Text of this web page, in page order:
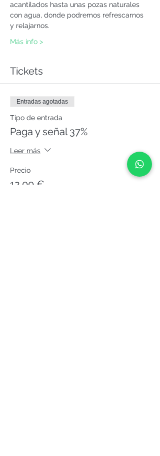
acantilados hasta unas pozas naturales
con agua, donde podremos refrescarnos
y relajarnos.
Más info >
Tickets
Entradas agotadas
Tipo de entrada
Paga y señal 37%
Leer más
Precio
12,00 €